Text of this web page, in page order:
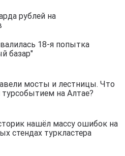
рублей на
18-я попытка
базар"
мосты и лестницы. Что
на Алтае?
нашёл массу ошибок на
стендах туркластера